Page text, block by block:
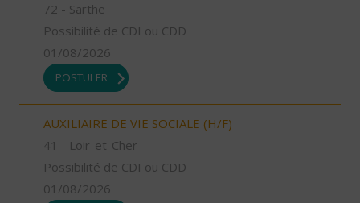
72 - Sarthe
Possibilité de CDI ou CDD
01/08/2026
POSTULER
AUXILIAIRE DE VIE SOCIALE (H/F)
41 - Loir-et-Cher
Possibilité de CDI ou CDD
01/08/2026